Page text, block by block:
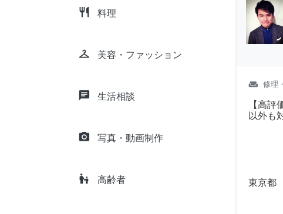
restaurant 料理
checkroom 美容・ファッション
chat 生活相談
camera_alt 写真・動画制作
escalator_warning 高齢者
weekend 修理
【高
以外も
東京都